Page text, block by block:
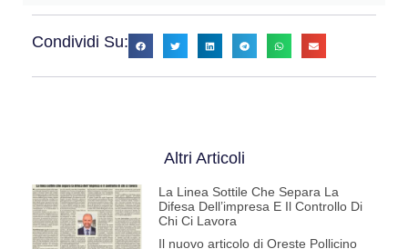
Condividi Su:
Altri Articoli
La Linea Sottile Che Separa La
Difesa Dell’impresa E Il Controllo Di
Chi Ci Lavora
Il nuovo articolo di Oreste Pollicino